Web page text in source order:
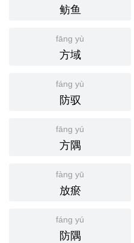
鲂鱼
fāng yù
方域
fáng yù
防驭
fāng yú
方隅
fàng yū
放瘀
fáng yú
防隅